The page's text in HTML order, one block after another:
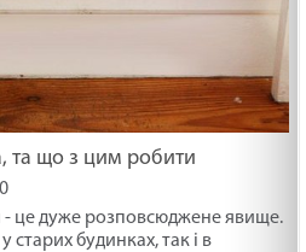
та що з цим робити
0
- це дуже розповсюджене явище.
старих будинках, так і в